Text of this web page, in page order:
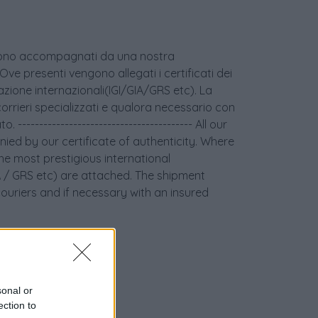
or
to
accompagnati da una nostra
presenti vengono allegati i certificati dei
internazionali(IGI/GIA/GRS etc). La
specializzati e qualora necessario con
----------------------------------------- All our
by our certificate of authenticity. Where
most prestigious international
GRS etc) are attached. The shipment
and if necessary with an insured